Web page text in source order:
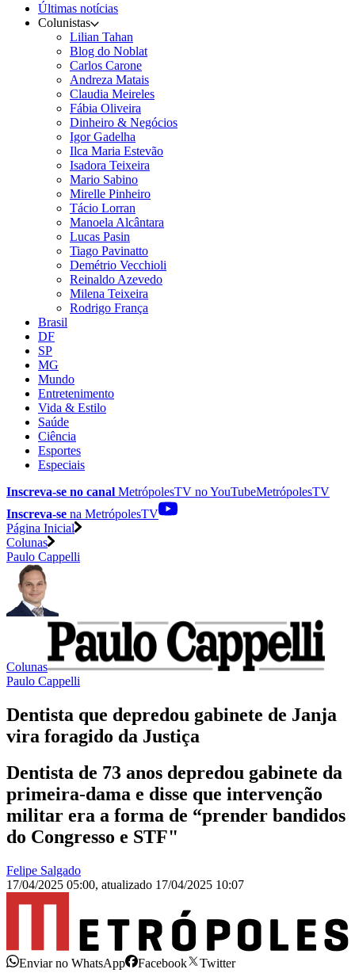
Últimas notícias
Colunistas
Lilian Tahan
Blog do Noblat
Carlos Carone
Andreza Matais
Claudia Meireles
Fábia Oliveira
Dinheiro & Negócios
Igor Gadelha
Ilca Maria Estevão
Isadora Teixeira
Mario Sabino
Mirelle Pinheiro
Tácio Lorran
Manoela Alcântara
Lucas Pasin
Tiago Pavinatto
Demétrio Vecchioli
Reinaldo Azevedo
Milena Teixeira
Rodrigo França
Brasil
DF
SP
MG
Mundo
Entretenimento
Vida & Estilo
Saúde
Ciência
Esportes
Especiais
Inscreva-se no canal MetrópolesTV noYouTubeMetrópolesTV
Inscreva-se na MetrópolesTV
Página Inicial
Colunas
Paulo Cappelli
Colunas
Paulo Cappelli
Dentista que depredou gabinete de Janja
vira foragido da Justiça
Dentista de 73 anos depredou gabinete da
primeira-dama e disse que intervenção
militar era a forma de “prender bandidos
do Congresso e STF"
Felipe Salgado
17/04/2025 05:00, atualizado 17/04/2025 10:07
Enviar no WhatsApp Facebook
Twitter